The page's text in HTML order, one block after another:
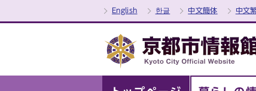
English 한글 中文簡体 中文